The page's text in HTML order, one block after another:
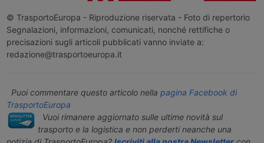
© TrasportoEuropa - Riproduzione riservata - Foto di repertorio
Segnalazioni, informazioni, comunicati, nonché rettifiche o
precisazioni sugli articoli pubblicati vanno inviate a:
redazione@trasportoeuropa.it
Puoi commentare questo articolo nella pagina Facebook di
TrasportoEuropa
Vuoi rimanere aggiornato sulle ultime novità sul
trasporto e la logistica e non perderti neanche una